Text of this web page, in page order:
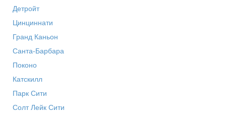
Детройт
Цинциннати
Гранд Каньон
Санта-Барбара
Поконо
Катскилл
Парк Сити
Солт Лейк Сити